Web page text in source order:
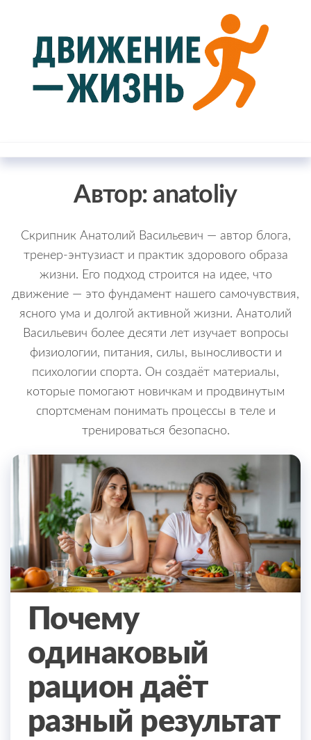
содержимому
Автор: anatoliy
Скрипник Анатолий Васильевич — автор блога,
тренер-энтузиаст и практик здорового образа
жизни. Его подход строится на идее, что
движение — это фундамент нашего самочувствия,
ясного ума и долгой активной жизни. Анатолий
Васильевич более десяти лет изучает вопросы
физиологии, питания, силы, выносливости и
психологии спорта. Он создаёт материалы,
которые помогают новичкам и продвинутым
спортсменам понимать процессы в теле и
тренироваться безопасно.
Почему
одинаковый
рацион даёт
разный результат